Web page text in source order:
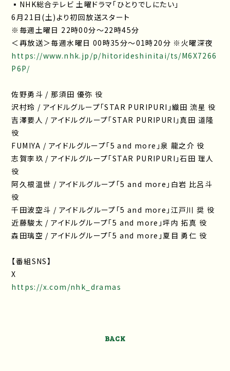
▪NHK総合テレビ 土曜ドラマ「ひとりでしにたい」
6月21日(土)より初回放送スタート
※毎週土曜日 22時00分〜22時45分
＜再放送＞毎週水曜日 00時35分〜01時20分 ※火曜深夜
https://www.nhk.jp/p/hitorideshinitai/ts/M6X7266
P6P/
佐野勇斗 / 那須田 優弥 役
沢村玲 / アイドルグループ「STAR PURIPURI」織田 流星 役
吉澤要人 / アイドルグループ「STAR PURIPURI」真田 道隆
役
FUMIYA / アイドルグループ「5 and more」泉 龍之介 役
志賀李玖 / アイドルグループ「STAR PURIPURI」石田 理人
役
阿久根温世 / アイドルグループ「5 and more」白岩 比呂斗
役
千田波空斗 / アイドルグループ「5 and more」江戸川 奨 役
近藤駿太 / アイドルグループ「5 and more」坪内 拓真 役
森田璃空 / アイドルグループ「5 and more」夏目 勇仁 役
【番組SNS】
X
https://x.com/nhk_dramas
BACK